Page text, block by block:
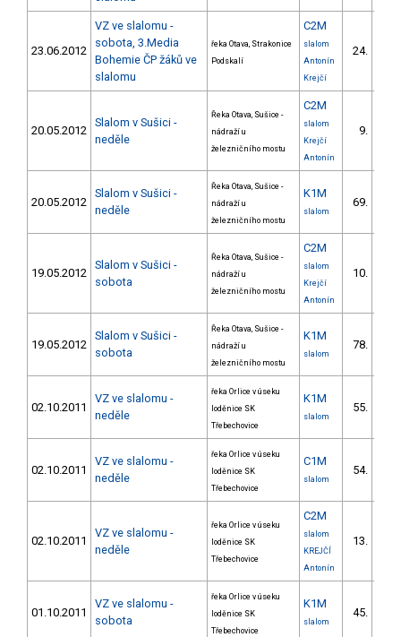
23.06.2012
VZ ve slalomu -
sobota, 3.Media
Bohemie ČP žáků ve
slalomu
řeka Otava, Strakonice
Podskalí
C2M
slalom
Antonín
Krejčí
24.
20.05.2012
Slalom v Sušici -
neděle
Řeka Otava, Sušice -
nádraží u
železničního mostu
C2M
slalom
Krejčí
Antonín
9.
20.05.2012
Slalom v Sušici -
neděle
Řeka Otava, Sušice -
nádraží u
železničního mostu
K1M
slalom
69.
19.05.2012
Slalom v Sušici -
sobota
Řeka Otava, Sušice -
nádraží u
železničního mostu
C2M
slalom
Krejčí
Antonín
10.
19.05.2012
Slalom v Sušici -
sobota
Řeka Otava, Sušice -
nádraží u
železničního mostu
K1M
slalom
78.
02.10.2011
VZ ve slalomu -
neděle
řeka Orlice v úseku
loděnice SK
Třebechovice
K1M
slalom
55.
02.10.2011
VZ ve slalomu -
neděle
řeka Orlice v úseku
loděnice SK
Třebechovice
C1M
slalom
54.
02.10.2011
VZ ve slalomu -
neděle
řeka Orlice v úseku
loděnice SK
Třebechovice
C2M
slalom
KREJČÍ
Antonín
13.
01.10.2011
VZ ve slalomu -
sobota
řeka Orlice v úseku
loděnice SK
Třebechovice
K1M
slalom
45.